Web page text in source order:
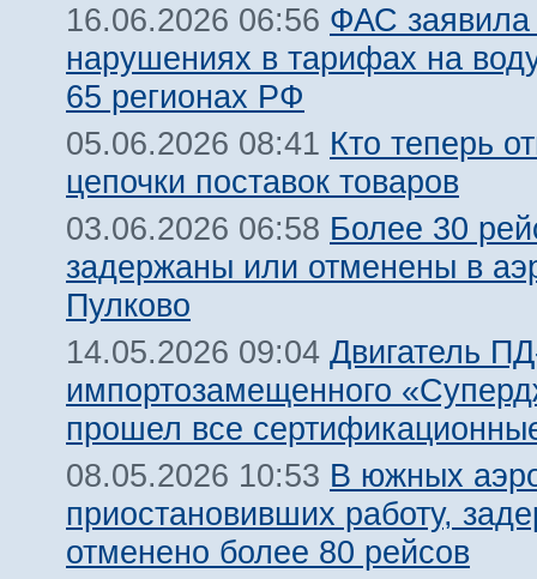
16.06.2026 06:56 ФАС заявила
нарушениях в тарифах на
65 регионах РФ
05.06.2026 08:41 Кто теперь
цепочки поставок товаров
03.06.2026 06:58 Более 30
задержаны или отменены в
Пулково
14.05.2026 09:04 Двигатель
импортозамещенного
прошел все
08.05.2026 10:53 В южных
приостановивших работу,
отменено более 80 рейсов